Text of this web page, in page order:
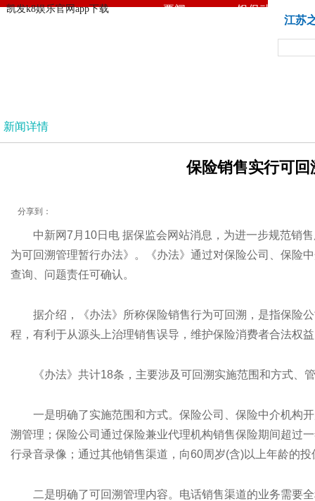
凯发k8娱乐官网app下载
凯发k8娱乐官网app下载
要闻 银保动态
江苏
新闻详情
保险销售实行可
分享到：
中新网7月10日电 据保监会网站消息，为进一步规范销
为可回溯管理暂行办法》。《办法》通过对保险公司、保险
查询、问题责任可确认。
据介绍，《办法》所称保险销售行为可回溯，是指保险
程，有利于从源头上治理销售误导，维护保险消费者合法权
《办法》共计18条，主要涉及可回溯实施范围和方式、
一是明确了实施范围和方式。保险公司、保险中介机构
溯管理；保险公司通过保险兼业代理机构销售保险期间超过
行录音录像；通过其他销售渠道，向60周岁(含)以上年龄的
二是明确了可回溯管理内容。电话销售渠道的业务需要